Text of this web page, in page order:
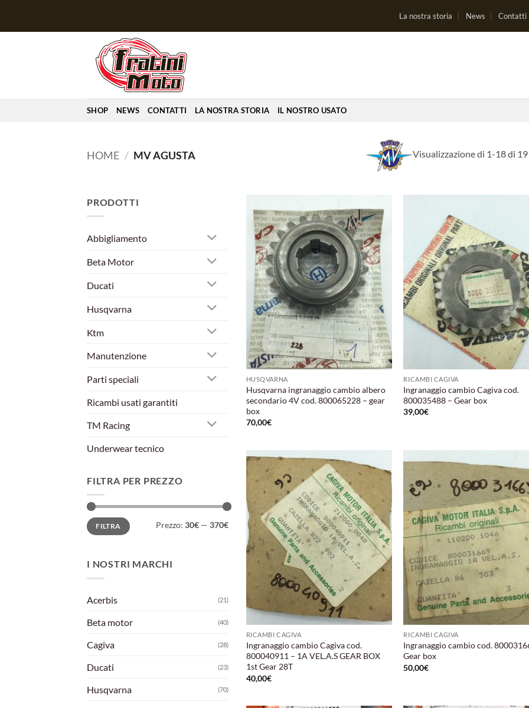
La nostra storia News Contatti
SHOP NEWS CONTATTI LA NOSTRA STORIA IL NOSTRO USATO
HOME / MV AGUSTA Visualizzazione di 1-18 di
PRODOTTI
Abbigliamento
Beta Motor
Ducati
Husqvarna
Ktm
Manutenzione
Parti speciali
Ricambi usati garantiti
TM Racing
Underwear tecnico
FILTRA PER PREZZO
Prezzo
Min
Prezzo
MaxFILTRA Prezzo: 30€ — 370€
I NOSTRI MARCHI
Acerbis (21)
Beta motor (40)
Cagiva (28)
Ducati (23)
Husqvarna (70)
Aggiungi
alla lista
dei
desideri
HUSQVARNA
Husqvarna ingranaggio cambio albero
secondario 4V cod. 800065228 – gear
box
70,00€
RICAMBI CAGIVA
Ingranaggio cambio Cagiva cod.
800035488 – Gear box
39,00€
Aggiungi
alla lista
desideri
RICAMBI CAGIVA
Ingranaggio cambio Cagiva cod.
800040911 – 1A VEL.A.S GEAR BOX
1st Gear 28T
40,00€
alla
RICAMBI CAGIVA
Ingranaggio cambio cod.
Gear box
50,00€